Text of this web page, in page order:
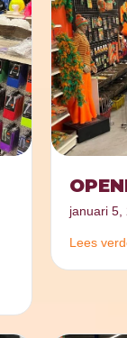
januari 5,
Lees